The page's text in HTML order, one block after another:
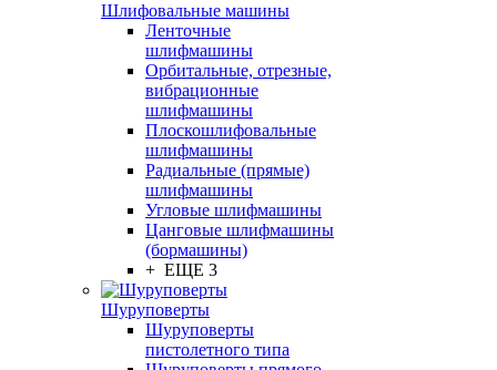
Шлифовальные машины
Ленточные
шлифмашины
Орбитальные, отрезные,
вибрационные
шлифмашины
Плоскошлифовальные
шлифмашины
Радиальные (прямые)
шлифмашины
Угловые шлифмашины
Цанговые шлифмашины
(бормашины)
+ ЕЩЕ 3
Шуруповерты
Шуруповерты
пистолетного типа